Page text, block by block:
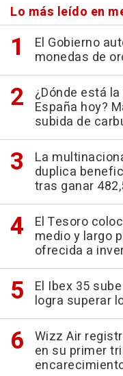
Lo más leído en
El Gobierno
monedas de
¿Dónde está
España hoy?
subida de
La
duplica
tras ganar
El Tesoro
medio y largo
ofrecida a
El Ibex 35
logra superar
Wizz Air
en su primer